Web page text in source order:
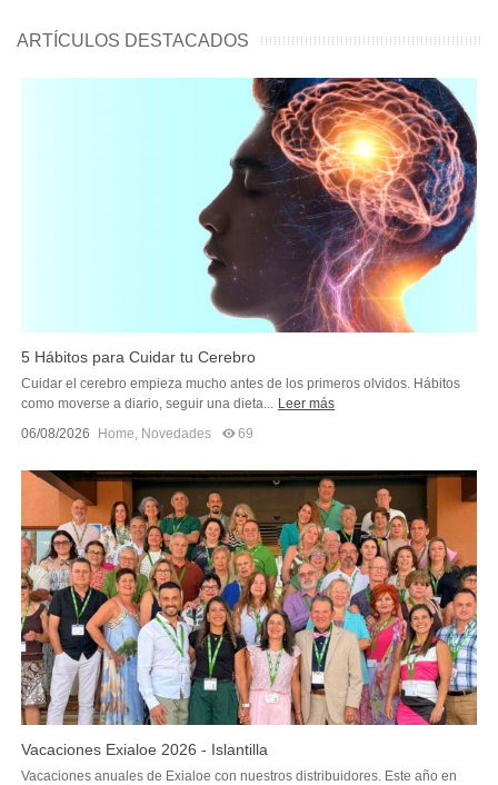
ARTÍCULOS DESTACADOS
5 Hábitos para Cuidar tu Cerebro
Cuidar el cerebro empieza mucho antes de los primeros olvidos. Hábitos
como moverse a diario, seguir una dieta... Leer más
06/08/2026
Home, Novedades 69
Vacaciones Exialoe 2026 - Islantilla
Vacaciones anuales de Exialoe con nuestros distribuidores. Este año en